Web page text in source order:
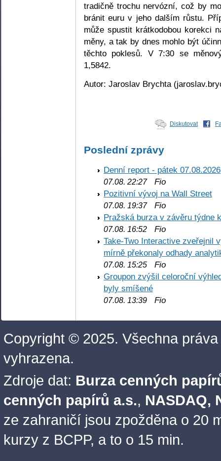
tradičně trochu nervózní, což by
bránit euru v jeho dalším růstu.
může spustit krátkodobou korekci
měny, a tak by dnes mohlo být
těchto poklesů. V 7:30 se
1,5842.
Autor: Jaroslav Brychta
Diskutovat
Poslední zprávy
Denní report - pátek 07.08.2026
07.08. 22:27Fio
Pozitivní vývoj na Wall Street
07.08. 19:37Fio
Pražská burza v závěru týdne
07.08. 16:52 Fio
Take-Two Interactive zveřejnil
mírně překonaly odhady
07.08. 15:25 Fio
Groupon zvýšil celoroční
byly smíšené
07.08. 13:39 Fio
Copyright © 2025. Všechna práva
vyhrazena.
Zdroje dat: Burza cenných
cenných papírů a.s., NASDAQ,
ze zahraničí jsou zpožděna o 20
kurzy z BCPP, a to o 15 min.